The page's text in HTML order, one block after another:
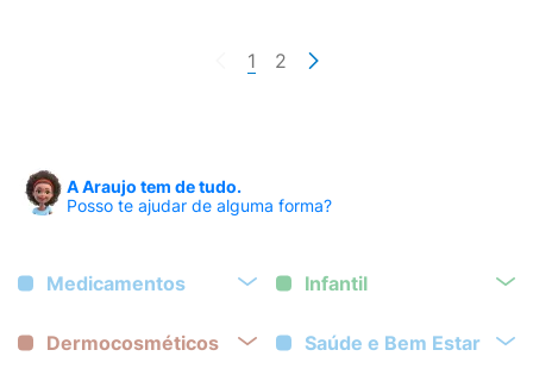
1 2
A Araujo tem de tudo.
Posso te ajudar de alguma forma?
Medicamentos Infantil
Dermocosméticos Saúde e Bem Estar